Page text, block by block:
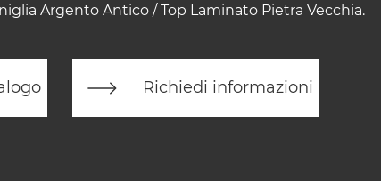
Argento Antico / Top Laminato Pietra Vecchia.
Richiedi informazioni